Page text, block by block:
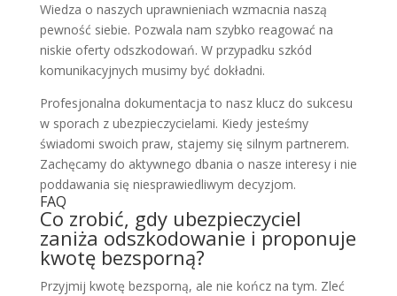
Wiedza o naszych uprawnieniach wzmacnia naszą
pewność siebie. Pozwala nam szybko reagować na
niskie oferty odszkodowań. W przypadku szkód
komunikacyjnych musimy być dokładni.
Profesjonalna dokumentacja to nasz klucz do sukcesu
w sporach z ubezpieczycielami. Kiedy jesteśmy
świadomi swoich praw, stajemy się silnym partnerem.
Zachęcamy do aktywnego dbania o nasze interesy i nie
poddawania się niesprawiedliwym decyzjom.
FAQ
Co zrobić, gdy ubezpieczyciel
zaniża odszkodowanie i proponuje
kwotę bezsporną?
Przyjmij kwotę bezsporną, ale nie kończ na tym. Zleć